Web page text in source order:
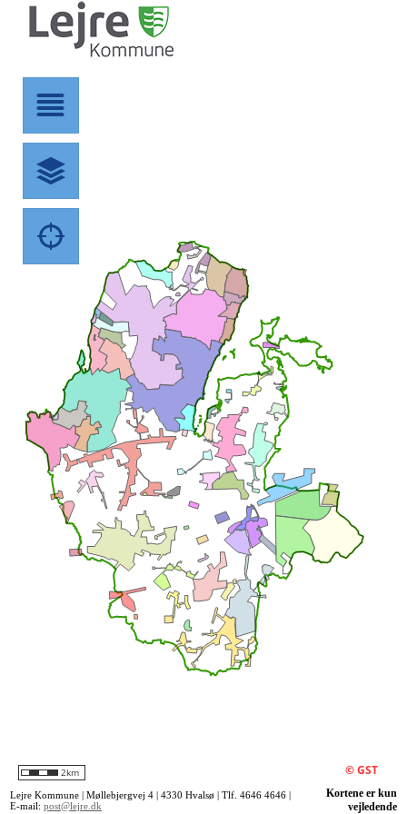
Lejre Kommune | Møllebjergvej 4 | 4330 Hvalsø | Tlf. 4646 4646 |
E-mail: post@lejre.dk
Kortene er kun
vejledende